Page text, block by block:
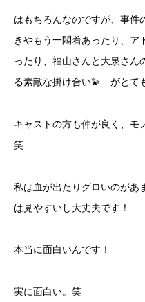
はもちろんなのですが、事件
きやもう一悶着あったり、ア
ったり、福山さんと大泉さん
る素敵な掛け合い💫 がとて
キャストの方も仲が良く、モ
笑
私は血が出たりグロいのがあ
は見やすいし大丈夫です！
本当に面白いんです！
実に面白い。笑